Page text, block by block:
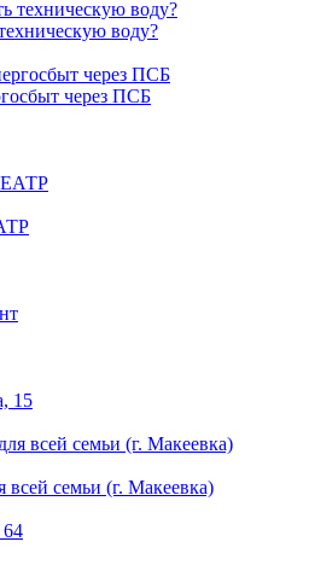
воду?
через ПСБ
15
семьи (г. Макеевка)